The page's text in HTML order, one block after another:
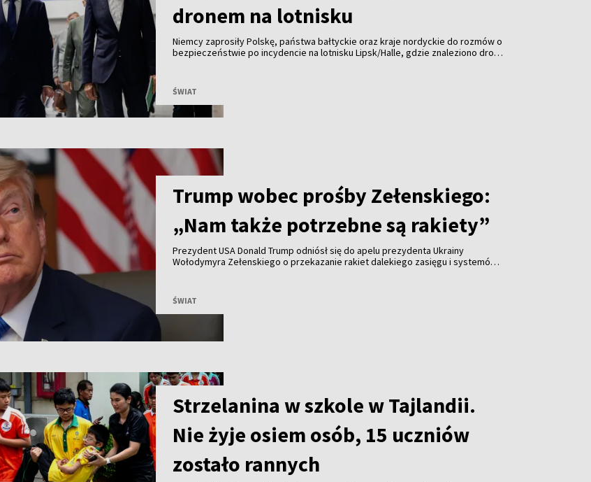
dronem na lotnisku
Niemcy zaprosiły Polskę, państwa bałtyckie oraz kraje nordyckie do rozmów o
bezpieczeństwie po incydencie na lotnisku Lipsk/Halle, gdzie znaleziono drona
ŚWIAT
Trump wobec prośby Zełenskiego:
„Nam także potrzebne są rakiety”
Prezydent USA Donald Trump odniósł się do apelu prezydenta Ukrainy
Wołodymyra Zełenskiego o przekazanie rakiet dalekiego zasięgu i systemów
ŚWIAT
Strzelanina w szkole w Tajlandii.
Nie żyje osiem osób, 15 uczniów
zostało rannych